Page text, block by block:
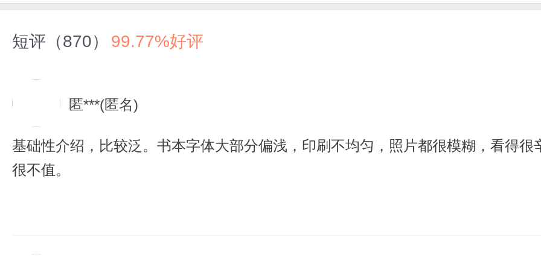
短评（870） 99.77%好评
匿***(匿名)
基础性介绍，比较泛。书本字体大部分偏浅，印刷不均匀，照片都很模糊，看得
很不值。